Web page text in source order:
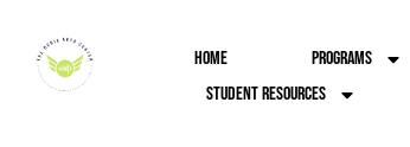
Home Programs
Student Resources